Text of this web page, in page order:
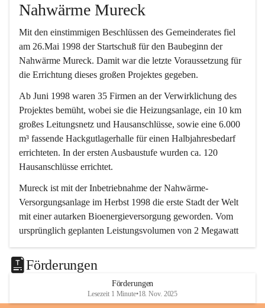
Nahwärme Mureck
Mit den einstimmigen Beschlüssen des Gemeinderates fiel
am 26.Mai 1998 der Startschuß für den Baubeginn der
Nahwärme Mureck. Damit war die letzte Voraussetzung für
die Errichtung dieses großen Projektes gegeben.
Ab Juni 1998 waren 35 Firmen an der Verwirklichung des
Projektes bemüht, wobei sie die Heizungsanlage, ein 10 km
großes Leitungsnetz und Hausanschlüsse, sowie eine 6.000
m³ fassende Hackgutlagerhalle für einen Halbjahresbedarf
errichteten. In der ersten Ausbaustufe wurden ca. 120
Hausanschlüsse errichtet.
Mureck ist mit der Inbetriebnahme der Nahwärme-
Versorgungsanlage im Herbst 1998 die erste Stadt der Welt
mit einer autarken Bioenergieversorgung geworden. Vom
ursprünglich geplanten Leistungsvolumen von 2 Megawatt
Die Versorgung erfolgt durch zwei 2-MW-Biomasse-
Heizkessel, die Abwärme von der Stromerzeugung 1 MW
und ein Biogasspitzenlastkessel 2 MW. Es sind derzeit 300
Förderungen
Förderungen
Lesezeit 1 Minute•18. Nov. 2025